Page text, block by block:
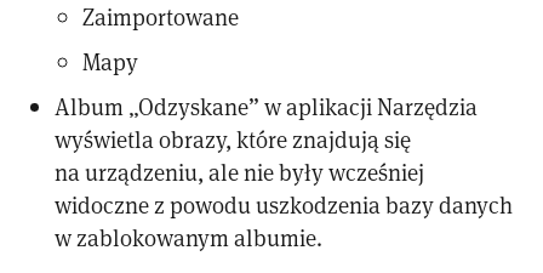
Zaimportowane
Mapy
Album „Odzyskane” w aplikacji Narzędzia
wyświetla obrazy, które znajdują się
na urządzeniu, ale nie były wcześniej
widoczne z powodu uszkodzenia bazy danych
w zablokowanym albumie.